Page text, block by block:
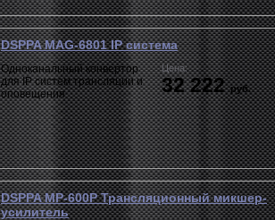
DSPPA MAG-6801 IP система
Одноканальный конвертор
для IP систем трансляции и
оповещения
Цена:
32 222руб.
DSPPA MP-600P Трансляционный микшер-
усилитель